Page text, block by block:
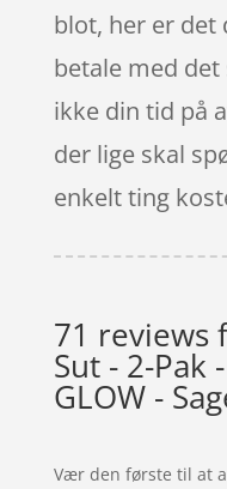
blot, her er det
betale med
ikke din tid på
der lige skal
enkelt ting
71 reviews
Sut - 2-Pak
GLOW -
Vær den første til at